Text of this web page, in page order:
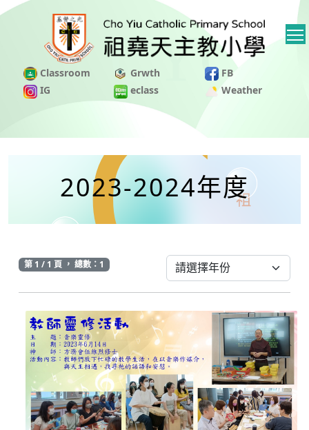
Classroom Grwth
FB
IG
eclass Weather
2023-2024年度
第 1 / 1 頁 ， 總數：1